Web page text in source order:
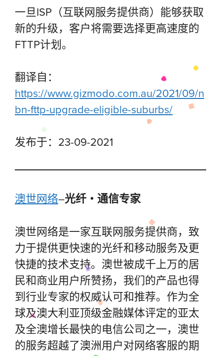
一旦ISP（互联网服务提供商）能够获取
新的升级，客户将需要选择更高速度的
FTTP计划。
翻译自：
https://www.gizmodo.com.au/2021/09/n
bn-fttp-upgrade-eligible-suburbs/
发布于：23-09-2021
澳世网络–光纤・通信专家
澳世网络是一家互联网服务提供商，致
力于提供更快速的光纤和移动服务及更
快捷的技术支持。澳世被成千上万的居
民和商业用户所赞扬，我们的产品也得
到行业专家的权威认可和推荐。作为全
球及澳大利亚顶级金融媒体评定的亚太
及全澳增长最快的电信公司之一，澳世
的服务超越了澳洲用户对网络客服的期